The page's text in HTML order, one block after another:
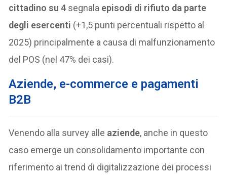
cittadino su 4 segnala episodi di rifiuto da parte
degli esercenti (+1,5 punti percentuali rispetto al
2025) principalmente a causa di malfunzionamento
del POS (nel 47% dei casi).
Aziende, e-commerce e pagamenti
B2B
Venendo alla survey alle aziende, anche in questo
caso emerge un consolidamento importante con
riferimento ai trend di digitalizzazione dei processi